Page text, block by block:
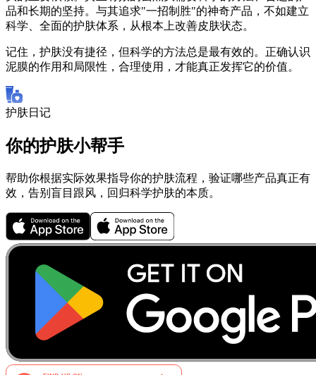
品和长期的坚持。与其追求"一招制胜"的神奇产品，不如建立
科学、全面的护肤体系，从根本上改善皮肤状态。
记住，护肤没有捷径，但科学的方法总是最有效的。正确认识
泥膜的作用和局限性，合理使用，才能真正发挥它的价值。
护肤日记
你的护肤小帮手
帮助你根据实际效果指导你的护肤流程，验证哪些产品真正有
效，告别盲目跟风，回归科学护肤的本质。